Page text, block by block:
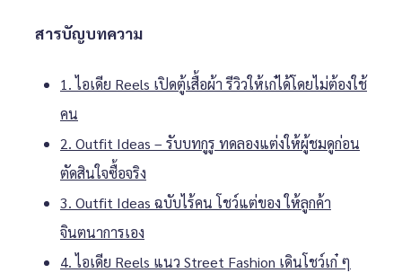
สารบัญบทความ
1. ไอเดีย Reels เปิดตู้เสื้อผ้า รีวิวให้เก๋ได้โดยไม่ต้องใช้
คน
2. Outfit Ideas – รับบทกูรู ทดลองแต่งให้ผู้ชมดูก่อน
ตัดสินใจซื้อจริง
3. Outfit Ideas ฉบับไร้คน โชว์แต่ของ ให้ลูกค้า
จินตนาการเอง
4. ไอเดีย Reels แนว Street Fashion เดินโชว์เก๋ ๆ